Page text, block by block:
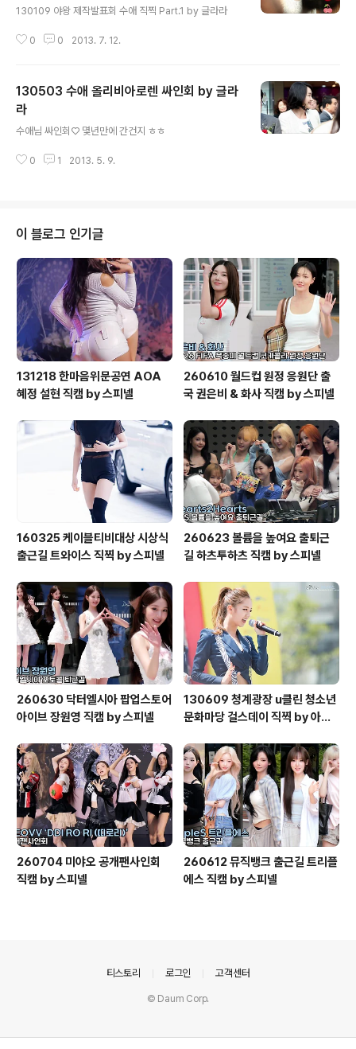
130109 야왕 제작발표회 수애 직찍 Part.1 by 글라라
0 0 2013. 7. 12.
130503 수애 올리비아로렌 싸인회 by 글라
라
수애님 싸인회♡ 몇년만에 간건지 ㅎㅎ
0 1 2013. 5. 9.
이 블로그 인기글
131218 한마음위문공연 AOA
혜정 설현 직캠 by 스피넬
260610 월드컵 원정 응원단 출
국 권은비 & 화사 직캠 by 스피넬
160325 케이블티비대상 시상식
출근길 트와이스 직찍 by 스피넬
260623 볼륨을 높여요 출퇴근
길 하츠투하츠 직캠 by 스피넬
260630 닥터엘시아 팝업스토어
아이브 장원영 직캠 by 스피넬
130609 청계광장 u클린 청소년
문화마당 걸스데이 직찍 by 아데
260704 미야오 공개팬사인회
직캠 by 스피넬
260612 뮤직뱅크 출근길 트리플
에스 직캠 by 스피넬
티스토리 로그인 고객센터
© Daum Corp.